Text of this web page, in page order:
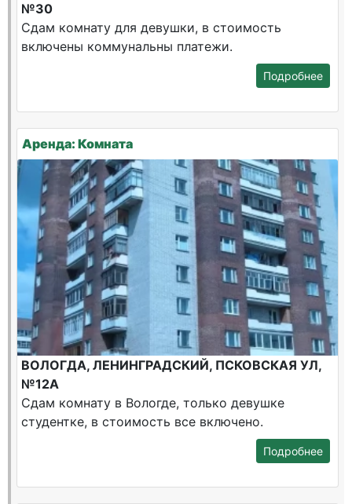
№30
Сдам комнату для девушки, в стоимость
включены коммунальны платежи.
Подробнее
Аренда: Комната
ВОЛОГДА, ЛЕНИНГРАДСКИЙ, ПСКОВСКАЯ УЛ,
№12А
Сдам комнату в Вологде, только девушке
студентке, в стоимость все включено.
Подробнее